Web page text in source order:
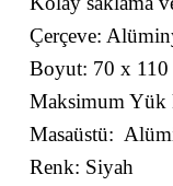
Çerçeve:
Boyut: 70 x
Maksimum
Masaüstü:
Renk: Siyah